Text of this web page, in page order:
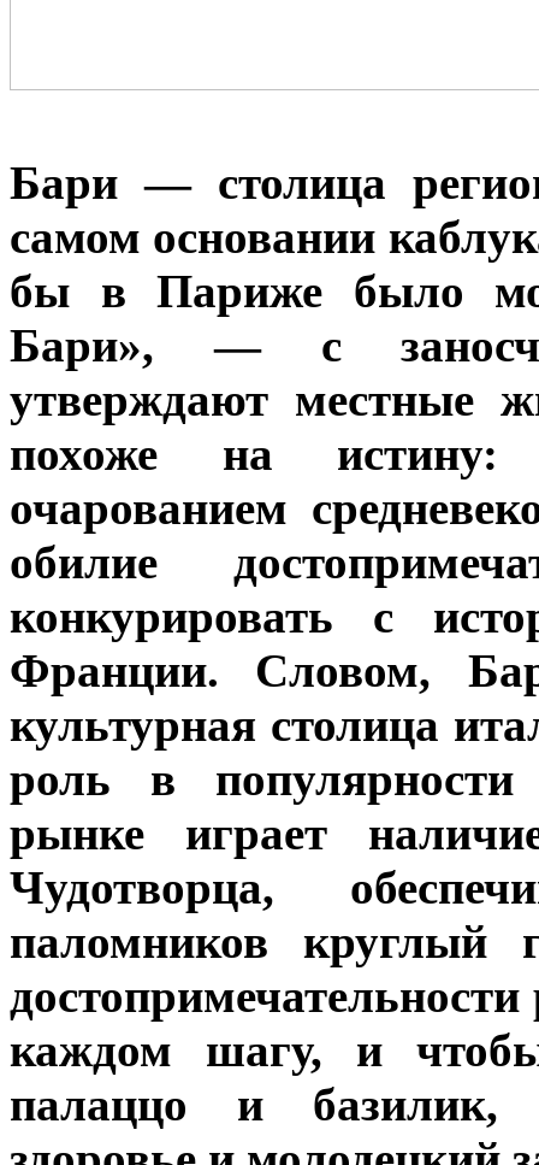
Бари — столица
самом основании
бы в Париже было
Бари», — с
утверждают местные
похоже на истину:
очарованием
обилие
конкурировать с
Франции. Словом,
культурная столица
роль в популярности
рынке играет
Чудотворца,
паломников круглый
каждом шагу, и
палаццо и базилик,